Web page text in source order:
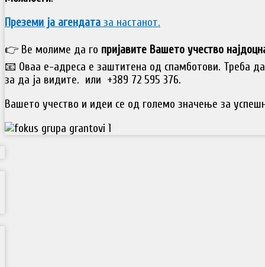
Преземи ја агендата за настанот.
👉 Ве молиме да го пријавите Вашето учество
📧 Оваа е-адреса е заштитена од спамботови. Треба
за да ја видите. или +389 72 595 376.
Вашето учество и идеи се од големо значење за